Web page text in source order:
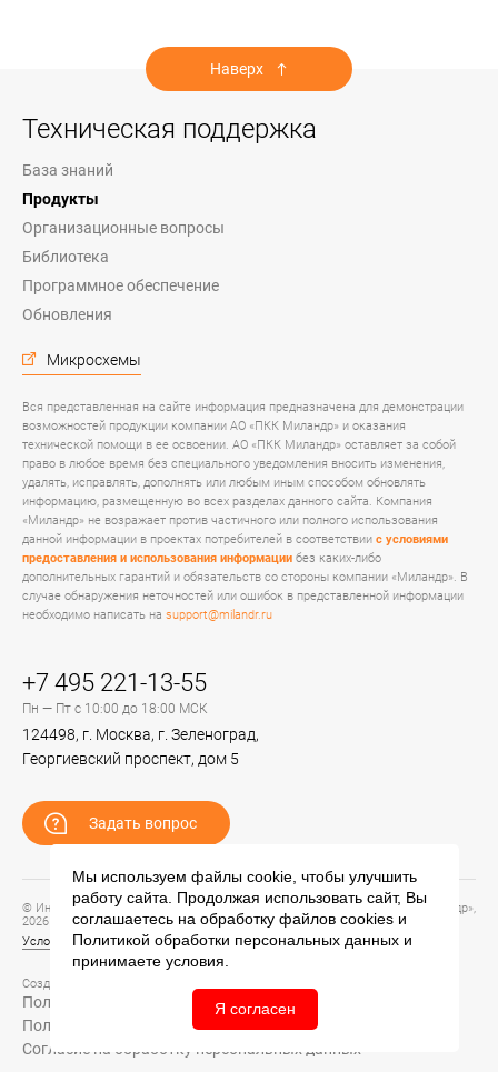
Наверх
Техническая поддержка
База знаний
Продукты
Организационные вопросы
Библиотека
Программное обеспечение
Обновления
Микросхемы
Вся представленная на сайте информация предназначена для демонстрации
возможностей продукции компании АО «ПКК Миландр» и оказания
технической помощи в ее освоении. АО «ПКК Миландр» оставляет за собой
право в любое время без специального уведомления вносить изменения,
удалять, исправлять, дополнять или любым иным способом обновлять
информацию, размещенную во всех разделах данного сайта. Компания
«Миландр» не возражает против частичного или полного использования
данной информации в проектах потребителей в соответствии с условиями
предоставления и использования информации без каких-либо
дополнительных гарантий и обязательств со стороны компании «Миландр». В
случае обнаружения неточностей или ошибок в представленной информации
необходимо написать на support@milandr.ru
+7 495 221-13-55
Пн — Пт с 10:00 до 18:00 МСК
124498, г. Москва, г. Зеленоград,
Георгиевский проспект, дом 5
Задать вопрос
© Информационный портал технической поддержки ЦП ИС АО «ПКК Миландр»,
2026
Условия предоставления и использования информации
Создание сайта –
Политика обработки персональных данных
Политика конфиденциальности
Согласие на обработку персональных данных
Мы используем файлы cookie, чтобы улучшить
работу сайта. Продолжая использовать сайт, Вы
соглашаетесь на обработку файлов cookies и
Политикой обработки персональных данных и
принимаете условия.
Я согласен